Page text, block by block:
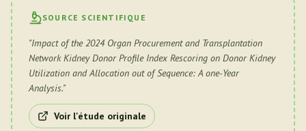
SOURCE SCIENTIFIQUE
"Impact of the 2024 Organ Procurement and Transplantation
Network Kidney Donor Profile Index Rescoring on Donor Kidney
Utilization and Allocation out of Sequence: A one-Year
Analysis."
Voir l'étude originale